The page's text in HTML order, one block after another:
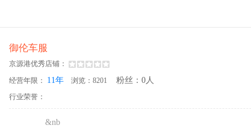
御伦车服
京源港优秀店铺：
经营年限： 11年 浏览：8201 粉丝：0人
行业荣誉：
&nb